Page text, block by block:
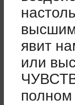
высшим
явит
или